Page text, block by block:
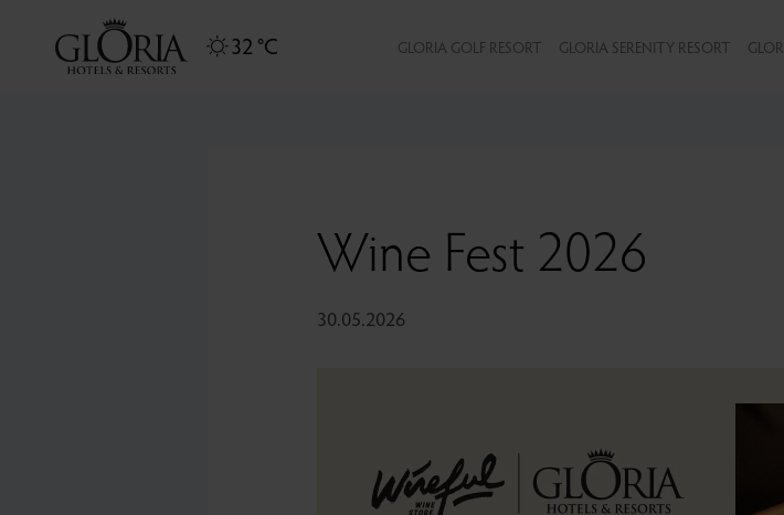
32 °C GLORIA GOLF RESORT GLORIA SERENITY RESORT
Wine Fest 2026
30.05.2026